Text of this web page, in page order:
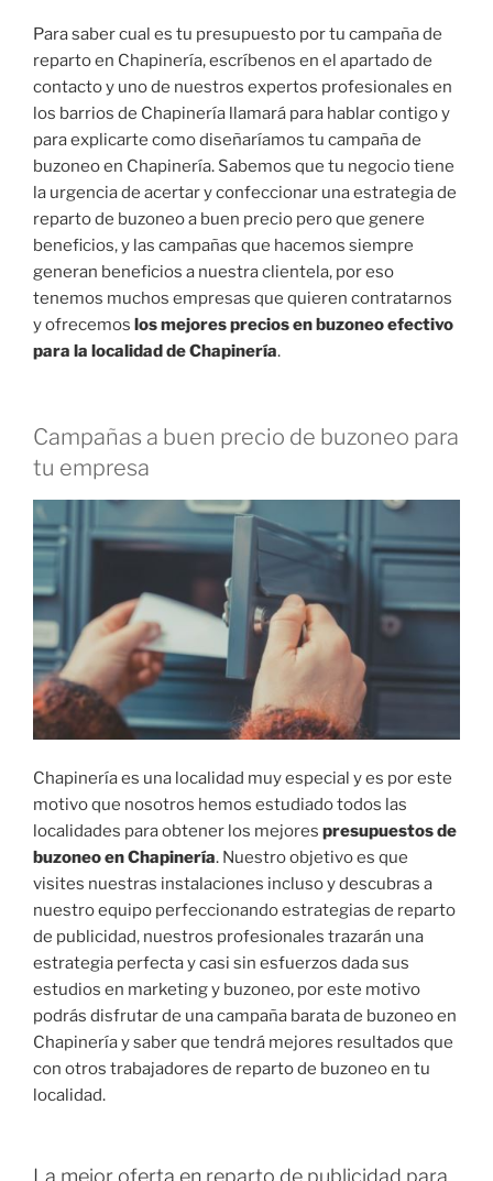
Para saber cual es tu presupuesto por tu campaña de
reparto en Chapinería, escríbenos en el apartado de
contacto y uno de nuestros expertos profesionales en
los barrios de Chapinería llamará para hablar contigo y
para explicarte como diseñaríamos tu campaña de
buzoneo en Chapinería. Sabemos que tu negocio tiene
la urgencia de acertar y confeccionar una estrategia de
reparto de buzoneo a buen precio pero que genere
beneficios, y las campañas que hacemos siempre
generan beneficios a nuestra clientela, por eso
tenemos muchos empresas que quieren contratarnos
y ofrecemos los mejores precios en buzoneo efectivo
para la localidad de Chapinería.
Campañas a buen precio de buzoneo para
tu empresa
Chapinería es una localidad muy especial y es por este
motivo que nosotros hemos estudiado todos las
localidades para obtener los mejores presupuestos de
buzoneo en Chapinería. Nuestro objetivo es que
visites nuestras instalaciones incluso y descubras a
nuestro equipo perfeccionando estrategias de reparto
de publicidad, nuestros profesionales trazarán una
estrategia perfecta y casi sin esfuerzos dada sus
estudios en marketing y buzoneo, por este motivo
podrás disfrutar de una campaña barata de buzoneo en
Chapinería y saber que tendrá mejores resultados que
con otros trabajadores de reparto de buzoneo en tu
localidad.
La mejor oferta en reparto de publicidad para